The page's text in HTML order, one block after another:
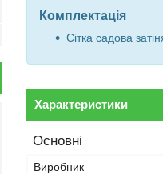
Комплектація
Сітка садова
Характеристики
Основні
Виробник